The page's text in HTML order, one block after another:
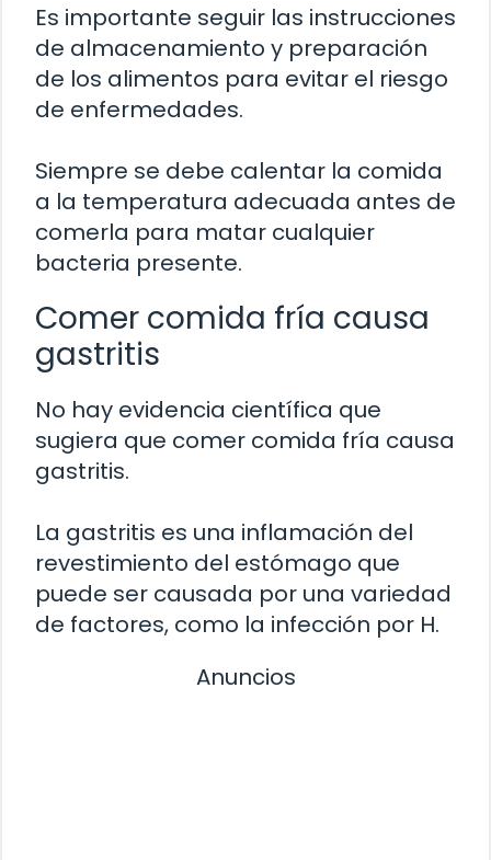
Es importante seguir las instrucciones
de almacenamiento y preparación
de los alimentos para evitar el riesgo
de enfermedades.
Siempre se debe calentar la comida
a la temperatura adecuada antes de
comerla para matar cualquier
bacteria presente.
Comer comida fría causa
gastritis
No hay evidencia científica que
sugiera que comer comida fría causa
gastritis.
La gastritis es una inflamación del
revestimiento del estómago que
puede ser causada por una variedad
de factores, como la infección por H.
Anuncios